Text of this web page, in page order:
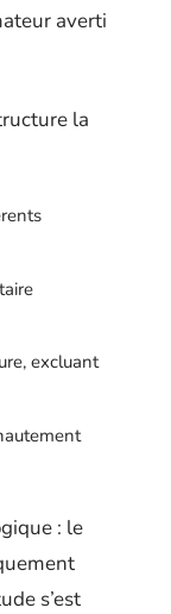
averti
la
excluant
: le
s’est